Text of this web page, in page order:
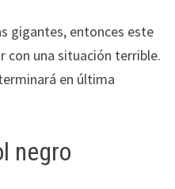
gigantes, entonces este
con una situación terrible.
en última
negro